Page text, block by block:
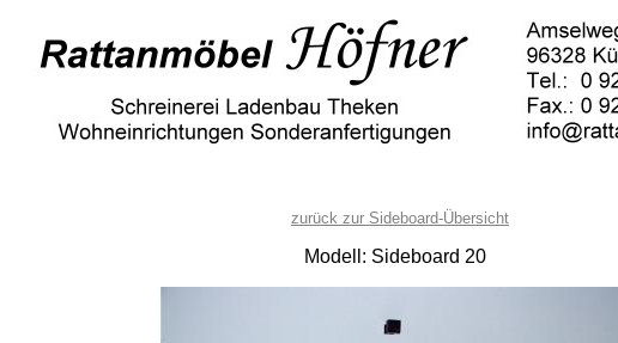
zurück zur Sideboard-Übersicht
Modell: Sideboard 20